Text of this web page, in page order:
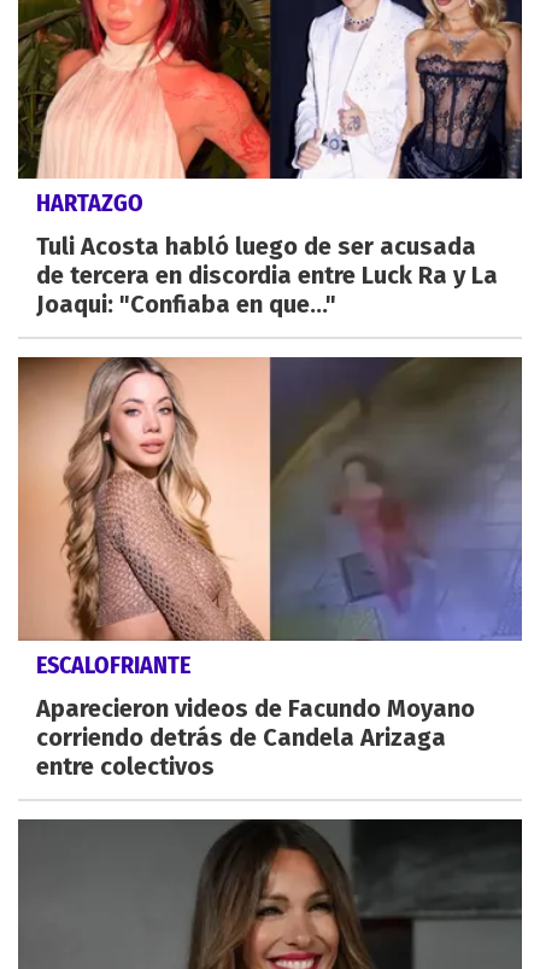
HARTAZGO
Tuli Acosta habló luego de ser acusada
de tercera en discordia entre Luck Ra y La
Joaqui: "Confiaba en que..."
ESCALOFRIANTE
Aparecieron videos de Facundo Moyano
corriendo detrás de Candela Arizaga
entre colectivos